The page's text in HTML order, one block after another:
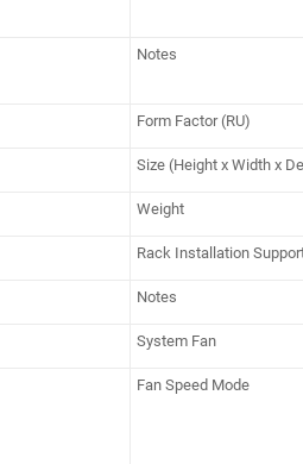
Notes
Form Factor (RU)
Size (Height x Width x
Weight
Rack Installation
Notes
System Fan
Fan Speed Mode